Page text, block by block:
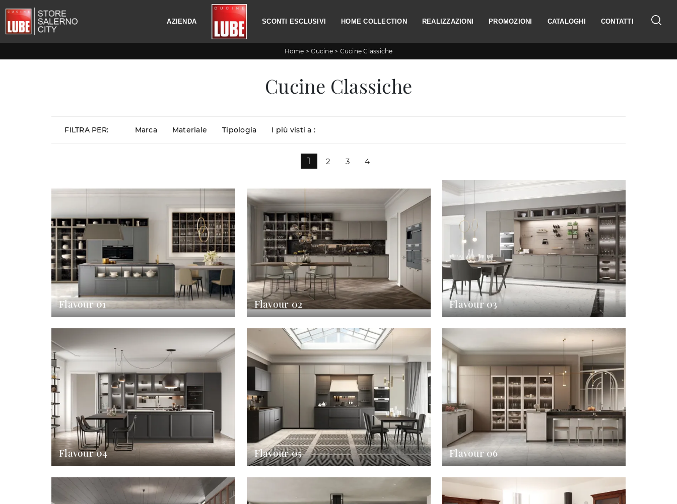
AZIENDA SCONTI ESCLUSIVI HOME COLLECTION REALIZZAZIONI PROMOZIONI CATALOGHI CONTATTI
Home >Cucine > Cucine Classiche
Cucine Classiche
FILTRA PER: Marca Materiale Tipologia I più visti a :
1 2 3 4
Flavour 01 Flavour 02 Flavour 03
Flavour 04 Flavour 05 Flavour 06